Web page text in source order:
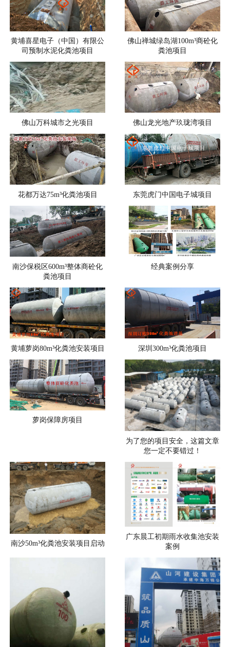
黄埔喜星电子（中国）有限公
司预制水泥化粪池项目
佛山禅城绿岛湖100m³商砼化
粪池项目
佛山万科城市之光项目 佛山龙光地产玖珑湾项目
花都万达75m³化粪池项目 东莞虎门中国电子城项目
南沙保税区600m³整体商砼化
粪池项目
经典案例分享
黄埔萝岗80m³化粪池安装项目 深圳300m³化粪池项目
萝岗保障房项目
为了您的项目安全，这篇文章
您一定不要错过！
南沙50m³化粪池安装项目启动
广东晨工初期雨水收集池安装
案例